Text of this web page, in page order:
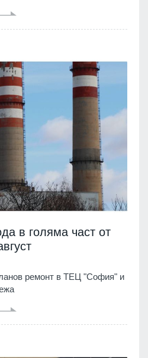
в голяма част от
ремонт в ТЕЦ "София" и